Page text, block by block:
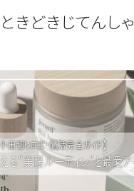
きどきじてんしゃ